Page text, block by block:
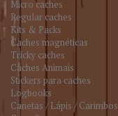
Micro caches
Regular caches
Kits & Packs
Caches magnéticas
Tricky caches
Caches Animais
Stickers para caches
Logbooks
Canetas / Lápis / Carimbos